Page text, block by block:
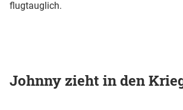
flugtauglich.
Johnny zieht in den